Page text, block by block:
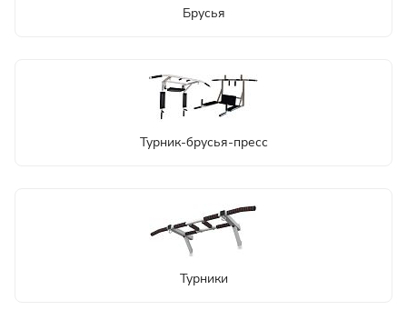
Брусья
Турник-брусья-пресс
Турники